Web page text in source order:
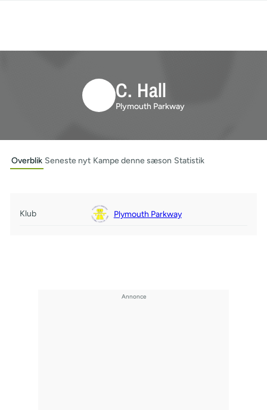
C. Hall
Plymouth Parkway
Overblik Seneste nyt Kampe denne sæson Statistik
Klub Plymouth Parkway